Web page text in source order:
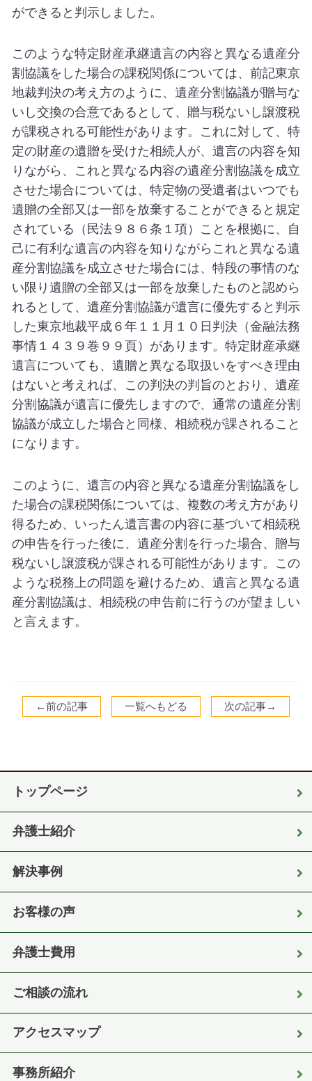
ができると判示しました。
このような特定財産承継遺言の内容と異なる遺産分
割協議をした場合の課税関係については、前記東京
地裁判決の考え方のように、遺産分割協議が贈与な
いし交換の合意であるとして、贈与税ないし譲渡税
が課税される可能性があります。これに対して、特
定の財産の遺贈を受けた相続人が、遺言の内容を知
りながら、これと異なる内容の遺産分割協議を成立
させた場合については、特定物の受遺者はいつでも
遺贈の全部又は一部を放棄することができると規定
されている（民法９８６条１項）ことを根拠に、自
己に有利な遺言の内容を知りながらこれと異なる遺
産分割協議を成立させた場合には、特段の事情のな
い限り遺贈の全部又は一部を放棄したものと認めら
れるとして、遺産分割協議が遺言に優先すると判示
した東京地裁平成６年１１月１０日判決（金融法務
事情１４３９巻９９頁）があります。特定財産承継
遺言についても、遺贈と異なる取扱いをすべき理由
はないと考えれば、この判決の判旨のとおり、遺産
分割協議が遺言に優先しますので、通常の遺産分割
協議が成立した場合と同様、相続税が課されること
になります。
このように、遺言の内容と異なる遺産分割協議をし
た場合の課税関係については、複数の考え方があり
得るため、いったん遺言書の内容に基づいて相続税
の申告を行った後に、遺産分割を行った場合、贈与
税ないし譲渡税が課される可能性があります。この
ような税務上の問題を避けるため、遺言と異なる遺
産分割協議は、相続税の申告前に行うのが望ましい
と言えます。
←前の記事 一覧へもどる 次の記事→
トップページ
弁護士紹介
解決事例
お客様の声
弁護士費用
ご相談の流れ
アクセスマップ
事務所紹介